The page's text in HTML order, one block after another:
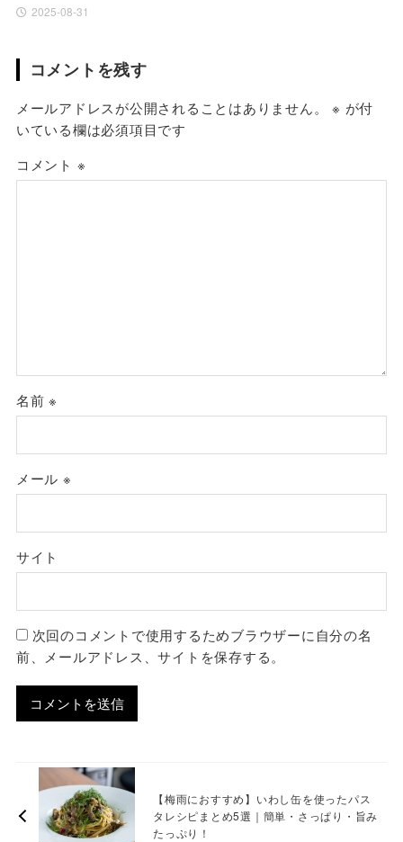
2025-08-31
コメントを残す
メールアドレスが公開されることはありません。 ※ が付
いている欄は必須項目です
コメント ※
名前※
メール ※
サイト
次回のコメントで使用するためブラウザーに自分の名
前、メールアドレス、サイトを保存する。
【梅雨におすすめ】いわし缶を使ったパス
タレシピまとめ5選｜簡単・さっぱり・旨み
たっぷり！